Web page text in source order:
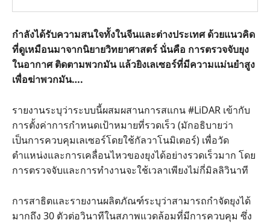
กำลังได้รับความสนใจทั้งในจีนและต่างประเทศ ด้วยแนวคิด
ที่ดูเหมือนมาจากนิยายวิทยาศาสตร์ นั่นคือ การตรวจจับยุง
ในอากาศ ติดตามพวกมัน แล้วยิงเลเซอร์ที่มีความแม่นยำสูง
เพื่อฆ่าพวกมัน….
รายงานระบุว่าระบบนี้ผสมผสานการสแกน #LiDAR เข้ากับ
การตั้งค่าการกำหนดเป้าหมายที่รวดเร็ว (มักอธิบายว่า
เป็นการควบคุมเลเซอร์โดยใช้กัลวาโนมิเตอร์) เพื่อวัด
ตำแหน่งและการเคลื่อนไหวของยุงได้อย่างรวดเร็วมาก โดย
การตรวจจับและการทำงานจะใช้เวลาเพียงไม่กี่มิลลิวินาที
การสาธิตและรายงานผลิตภัณฑ์ระบุว่าสามารถกำจัดยุงได้
มากถึง 30 ตัวต่อวินาทีในสภาพแวดล้อมที่มีการควบคุม ซึ่ง